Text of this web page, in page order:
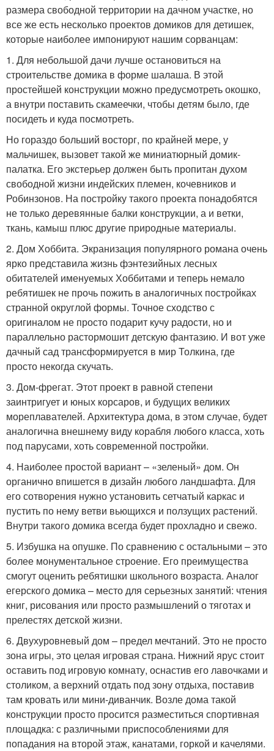
размера свободной территории на дачном участке, но
все же есть несколько проектов домиков для детишек,
которые наиболее импонируют нашим сорванцам:
1. Для небольшой дачи лучше остановиться на
строительстве домика в форме шалаша. В этой
простейшей конструкции можно предусмотреть окошко,
а внутри поставить скамеечки, чтобы детям было, где
посидеть и куда посмотреть.
Но гораздо больший восторг, по крайней мере, у
мальчишек, вызовет такой же миниатюрный домик-
палатка. Его экстерьер должен быть пропитан духом
свободной жизни индейских племен, кочевников и
Робинзонов. На постройку такого проекта понадобятся
не только деревянные балки конструкции, а и ветки,
ткань, камыш плюс другие природные материалы.
2. Дом Хоббита. Экранизация популярного романа очень
ярко представила жизнь фэнтезийных лесных
обитателей именуемых Хоббитами и теперь немало
ребятишек не прочь пожить в аналогичных постройках
странной округлой формы. Точное сходство с
оригиналом не просто подарит кучу радости, но и
параллельно растормошит детскую фантазию. И вот уже
дачный сад трансформируется в мир Толкина, где
просто некогда скучать.
3. Дом-фрегат. Этот проект в равной степени
заинтригует и юных корсаров, и будущих великих
мореплавателей. Архитектура дома, в этом случае, будет
аналогична внешнему виду корабля любого класса, хоть
под парусами, хоть современной постройки.
4. Наиболее простой вариант – «зеленый» дом. Он
органично впишется в дизайн любого ландшафта. Для
его сотворения нужно установить сетчатый каркас и
пустить по нему ветви вьющихся и ползущих растений.
Внутри такого домика всегда будет прохладно и свежо.
5. Избушка на опушке. По сравнению с остальными – это
более монументальное строение. Его преимущества
смогут оценить ребятишки школьного возраста. Аналог
егерского домика – место для серьезных занятий: чтения
книг, рисования или просто размышлений о тяготах и
прелестях детской жизни.
6. Двухуровневый дом – предел мечтаний. Это не просто
зона игры, это целая игровая страна. Нижний ярус стоит
оставить под игровую комнату, оснастив его лавочками и
столиком, а верхний отдать под зону отдыха, поставив
там кровать или мини-диванчик. Возле дома такой
конструкции просто просится разместиться спортивная
площадка: с различными приспособлениями для
попадания на второй этаж, канатами, горкой и качелями.